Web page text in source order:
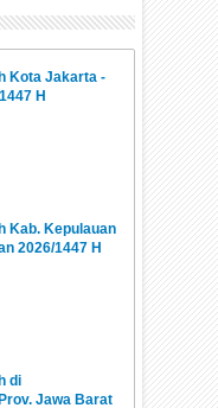
Kota Jakarta -
H
Kab. Kepulauan
2026/1447 H
di
Jawa Barat